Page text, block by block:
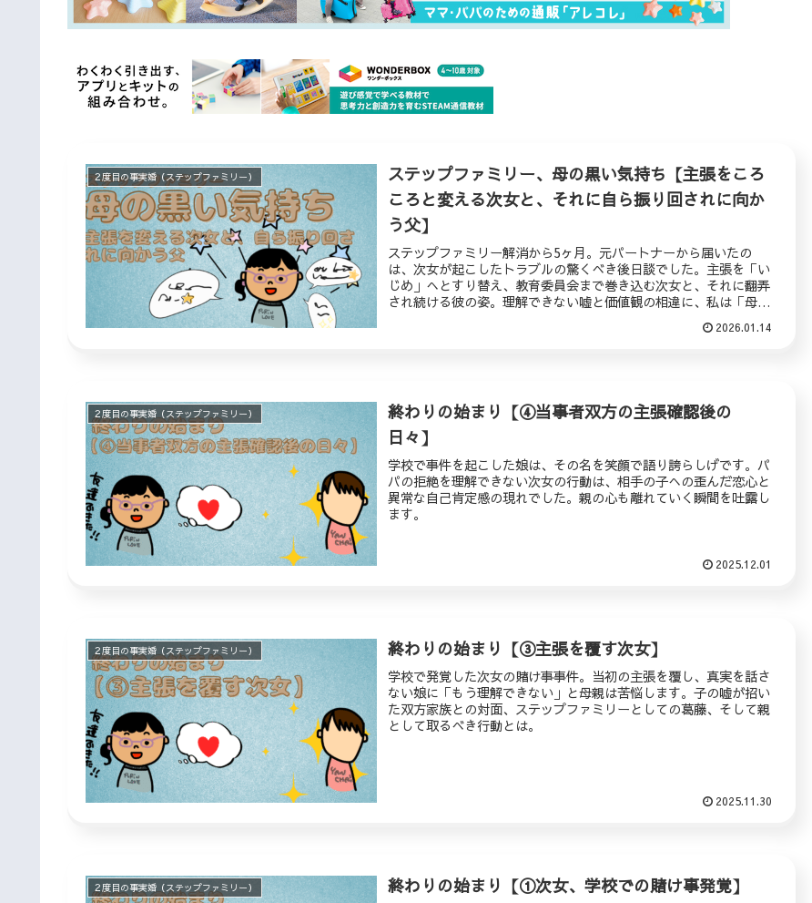
２度目の事実婚（ステップファミリー）
ステップファミリー、母の黒い気持ち【主張をころ
ころと変える次女と、それに自ら振り回されに向か
う父】
ステップファミリー解消から5ヶ月。元パートナーから届いたの
は、次女が起こしたトラブルの驚くべき後日談でした。主張を「い
じめ」へとすり替え、教育委員会まで巻き込む次女と、それに翻弄
され続ける彼の姿。理解できない嘘と価値観の相違に、私は「母に
なれなかった」現実と、別々の道を歩む決意を再確認します。2026.01.14
２度目の事実婚（ステップファミリー）
終わりの始まり【④当事者双方の主張確認後の
日々】
学校で事件を起こした娘は、その名を笑顔で語り誇らしげです。パ
パの拒絶を理解できない次女の行動は、相手の子への歪んだ恋心と
異常な自己肯定感の現れでした。親の心も離れていく瞬間を吐露し
ます。
2025.12.01
２度目の事実婚（ステップファミリー） 終わりの始まり【③主張を覆す次女】
学校で発覚した次女の賭け事事件。当初の主張を覆し、真実を話さ
ない娘に「もう理解できない」と母親は苦悩します。子の嘘が招い
た双方家族との対面、ステップファミリーとしての葛藤、そして親
として取るべき行動とは。
2025.11.30
２度目の事実婚（ステップファミリー） 終わりの始まり【①次女、学校での賭け事発覚】